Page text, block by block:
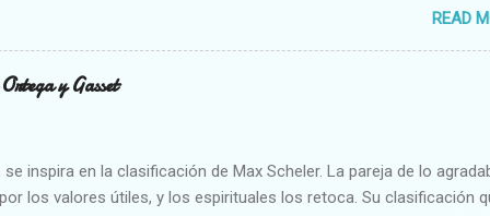
READ
y Gasset
inspira en la clasificación de Max Scheler. La pareja de lo
los valores útiles, y los espirituales los retoca. Su clasificación